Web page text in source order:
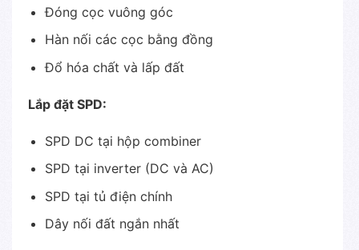
Đóng cọc vuông góc
Hàn nối các cọc bằng đồng
Đổ hóa chất và lấp đất
Lắp đặt SPD:
SPD DC tại hộp combiner
SPD tại inverter (DC và AC)
SPD tại tủ điện chính
Dây nối đất ngắn nhất